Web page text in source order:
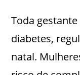
Toda
diabetes,
natal.